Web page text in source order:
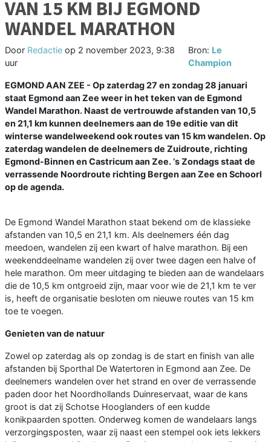
VAN 15 KM BIJ EGMOND
WANDEL MARATHON
Door Redactie op 2 november 2023, 9:38
uur
Bron: Le
Champion
EGMOND AAN ZEE - Op zaterdag 27 en zondag 28 januari
staat Egmond aan Zee weer in het teken van de Egmond
Wandel Marathon. Naast de vertrouwde afstanden van 10,5
en 21,1 km kunnen deelnemers aan de 19e editie van dit
winterse wandelweekend ook routes van 15 km wandelen. Op
zaterdag wandelen de deelnemers de Zuidroute, richting
Egmond-Binnen en Castricum aan Zee. ‘s Zondags staat de
verrassende Noordroute richting Bergen aan Zee en Schoorl
op de agenda.
De Egmond Wandel Marathon staat bekend om de klassieke
afstanden van 10,5 en 21,1 km. Als deelnemers één dag
meedoen, wandelen zij een kwart of halve marathon. Bij een
weekenddeelname wandelen zij over twee dagen een halve of
hele marathon. Om meer uitdaging te bieden aan de wandelaars
die de 10,5 km ontgroeid zijn, maar voor wie de 21,1 km te ver
is, heeft de organisatie besloten om nieuwe routes van 15 km
toe te voegen.
Genieten van de natuur
Zowel op zaterdag als op zondag is de start en finish van alle
afstanden bij Sporthal De Watertoren in Egmond aan Zee. De
deelnemers wandelen over het strand en over de verrassende
paden door het Noordhollands Duinreservaat, waar de kans
groot is dat zij Schotse Hooglanders of een kudde
konikpaarden spotten. Onderweg komen de wandelaars langs
verzorgingsposten, waar zij naast een stempel ook iets lekkers